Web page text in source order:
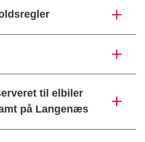
til elbiler
på Langenæs